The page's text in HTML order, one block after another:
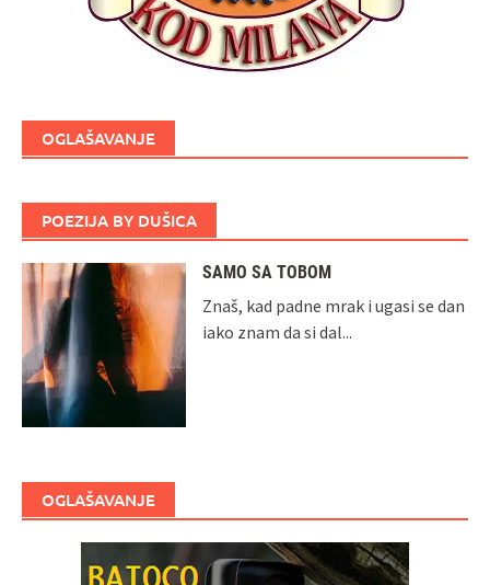
OGLAŠAVANJE
POEZIJA BY DUŠICA
SAMO SA TOBOM
Znaš, kad padne mrak i ugasi se dan
iako znam da si dal...
OGLAŠAVANJE